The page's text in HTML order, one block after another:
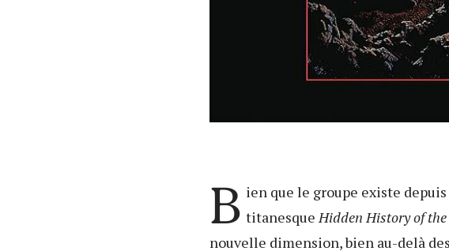
B ien que le groupe existe
titanesqueHidden History of
nouvelle dimension, bien au-delà